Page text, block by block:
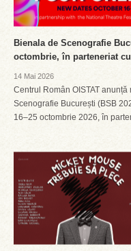
Bienala de Scenografie
octombrie, în parteneriat
14 Mai 2026
Centrul Român OISTAT
Scenografie București (BSB
16–25 octombrie 2026, în